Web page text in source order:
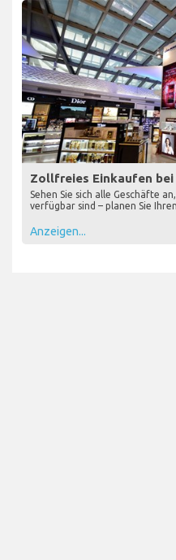
Zollfreies Einkaufen
Sehen Sie sich alle Geschäfte
verfügbar sind – planen Sie
Anzeigen...